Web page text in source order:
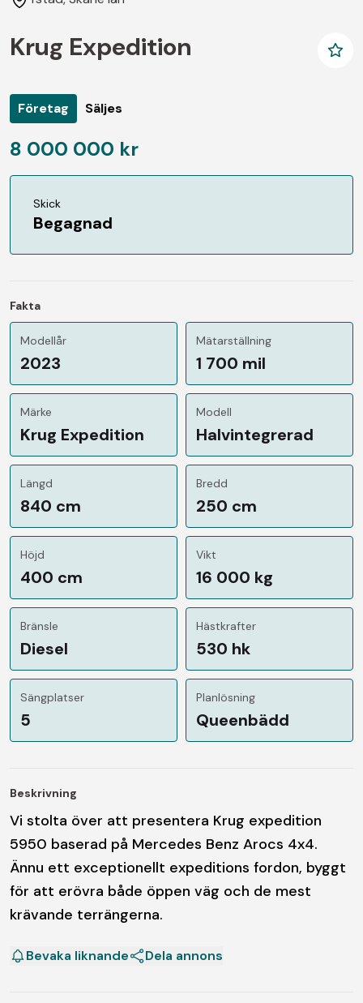
Krug Expedition
Företag Säljes
8 000 000 kr
Skick
Begagnad
Fakta
Modellår
2023
Mätarställning
1 700 mil
Märke
Krug Expedition
Modell
Halvintegrerad
Längd
840 cm
Bredd
250 cm
Höjd
400 cm
Vikt
16 000 kg
Bränsle
Diesel
Hästkrafter
530 hk
Sängplatser
5
Planlösning
Queenbädd
Beskrivning
Vi stolta över att presentera Krug expedition
5950 baserad på Mercedes Benz Arocs 4x4.
Ännu ett exceptionellt expeditions fordon, byggt
för att erövra både öppen väg och de mest
krävande terrängerna.
Bevaka liknande Dela annons